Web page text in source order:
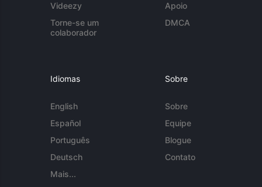
Videezy
Torne-se um
colaborador
Apoio
DMCA
Idiomas
English
Español
Português
Deutsch
Mais...
Sobre
Sobre
Equipe
Blogue
Contato